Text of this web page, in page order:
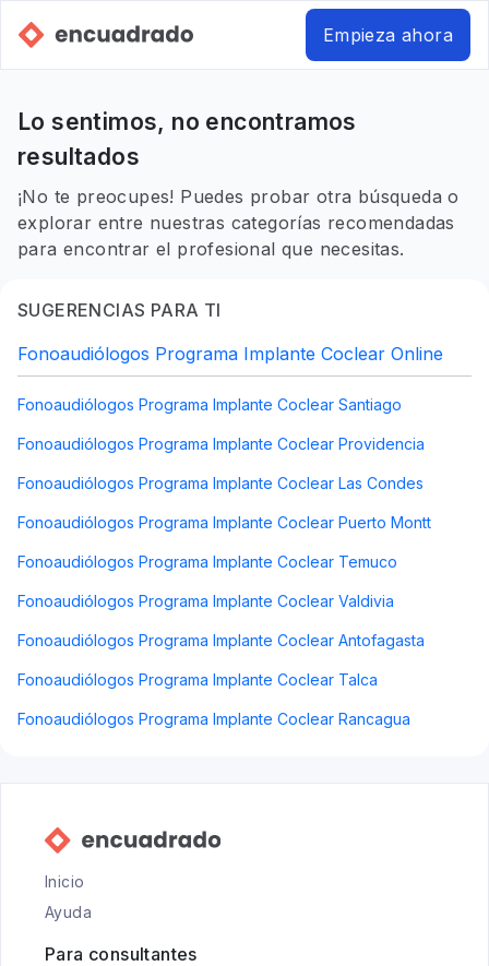
Empieza ahora
Lo sentimos, no encontramos
resultados
¡No te preocupes! Puedes probar otra búsqueda o
explorar entre nuestras categorías recomendadas
para encontrar el profesional que necesitas.
SUGERENCIAS PARA TI
Fonoaudiólogos Programa Implante Coclear Online
Fonoaudiólogos Programa Implante Coclear Santiago
Fonoaudiólogos Programa Implante Coclear Providencia
Fonoaudiólogos Programa Implante Coclear Las Condes
Fonoaudiólogos Programa Implante Coclear Puerto Montt
Fonoaudiólogos Programa Implante Coclear Temuco
Fonoaudiólogos Programa Implante Coclear Valdivia
Fonoaudiólogos Programa Implante Coclear Antofagasta
Fonoaudiólogos Programa Implante Coclear Talca
Fonoaudiólogos Programa Implante Coclear Rancagua
Inicio
Ayuda
Para consultantes